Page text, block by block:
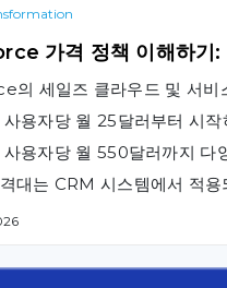
활용이 종종 유리합니다.
대 SAP …
가격 정책 이해하기:
의 세일즈 클라우드 및 서비
용자당 월 25달러부터 시작
사용자당 월 550달러까지 다
대는 CRM 시스템에서 적